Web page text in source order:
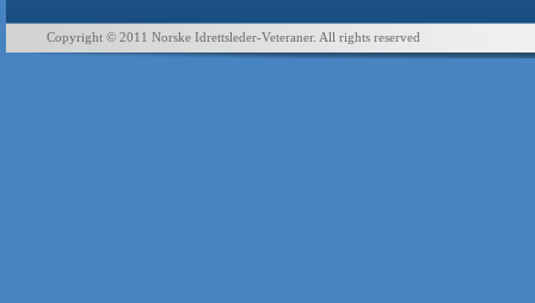
Copyright © 2011 Norske Idrettsleder-Veteraner. All rights reserved